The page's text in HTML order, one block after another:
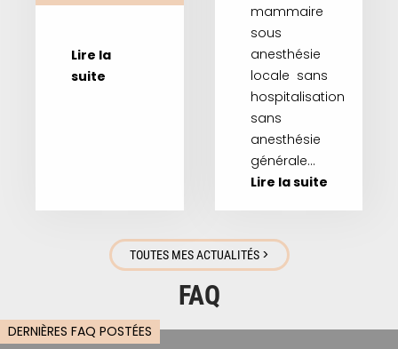
Lire la
suite
mammaire
sous
anesthésie
locale sans
hospitalisation
sans
anesthésie
générale…
Lire la suite
TOUTES MES ACTUALITÉS >
FAQ
DERNIÈRES FAQ POSTÉES